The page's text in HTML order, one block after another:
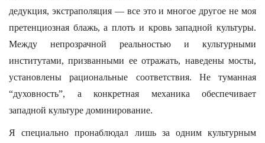
дедукция, экстраполяция — все это и многое другое не моя
претенциозная блажь, а плоть и кровь западной культуры.
Между непрозрачной реальностью и культурными
институтами, призванными ее отражать, наведены мосты,
установлены рациональные соответствия. Не туманная
“духовность”, а конкретная механика обеспечивает
западной культуре доминирование.
Я специально пронаблюдал лишь за одним культурным